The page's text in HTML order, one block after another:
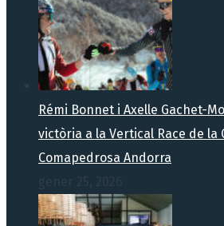
Rémi Bonnet i Axelle Gachet-
victòria a la Vertical Race de la
Comapedrosa Andorra